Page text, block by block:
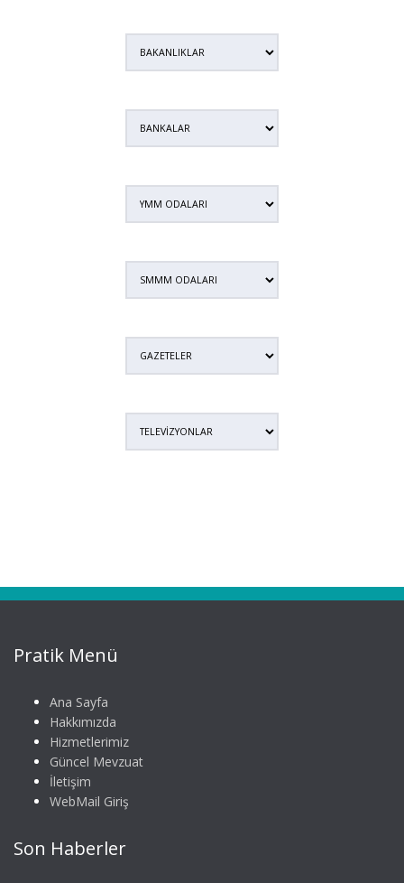
Pratik Menü
Ana Sayfa
Hakkımızda
Hizmetlerimiz
Güncel Mevzuat
İletişim
WebMail Giriş
Son Haberler